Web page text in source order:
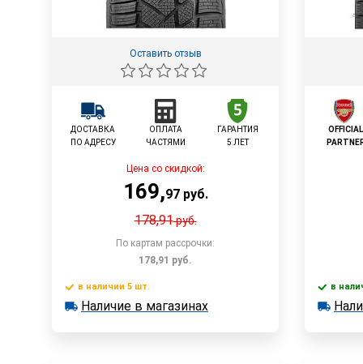
Оставить отзыв
ДОСТАВКА
ПО АДРЕСУ
ОПЛАТА
ЧАСТЯМИ
ГАРАНТИЯ
5 ЛЕТ
Цена со скидкой:
169,97руб.
178,91руб.
По картам рассрочки:
178,91 руб.
В корзину
в наличии 5 шт.
в наличии 5 шт.
Наличие в магазинах
OFFICIAL
в
в